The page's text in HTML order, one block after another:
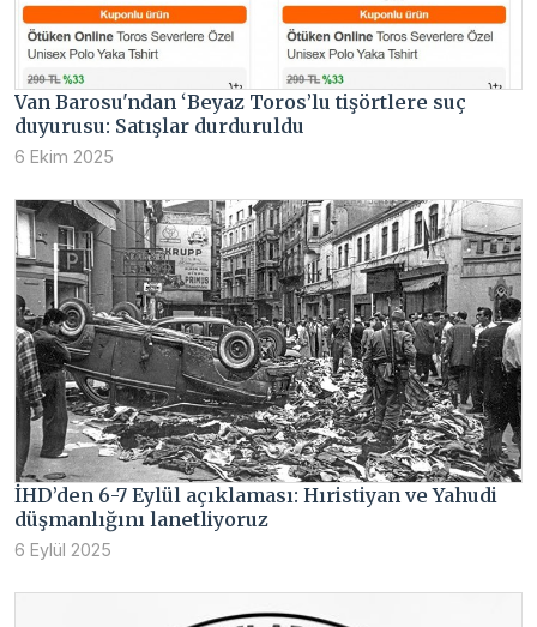
Van Barosu'ndan ‘Beyaz Toros’lu tişörtlere suç
duyurusu: Satışlar durduruldu
6 Ekim 2025
İHD’den 6-7 Eylül açıklaması: Hıristiyan ve Yahudi
düşmanlığını lanetliyoruz
6 Eylül 2025